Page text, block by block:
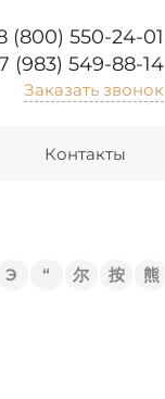
(800) 550-24-01
(983) 549-88-14
Заказать звонок
Контакты
Э “ 尔 按 熊